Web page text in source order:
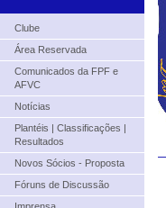
Clube
Área Reservada
Comunicados da FPF e
AFVC
Notícias
Plantéis | Classificações |
Resultados
Novos Sócios - Proposta
Fóruns de Discussão